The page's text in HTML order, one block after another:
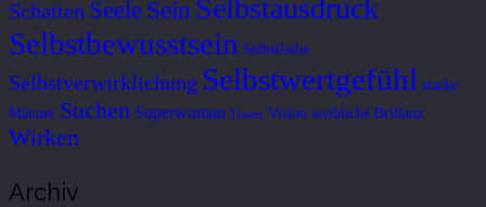
Schatten Seele Sein Selbstausdruck
Selbstbewusstsein Selbstliebe
Selbstverwirklichung Selbstwertgefühl starke
Männer Suchen Superwoman Traum Vision weibliche Brillanz
Wirken
Archiv